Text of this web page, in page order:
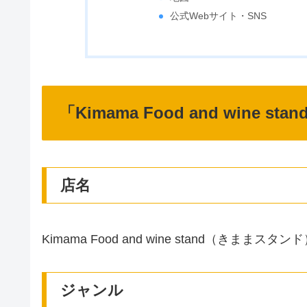
公式Webサイト・SNS
「Kimama Food and wine
店名
Kimama Food and wine stand（きままスタンド
ジャンル